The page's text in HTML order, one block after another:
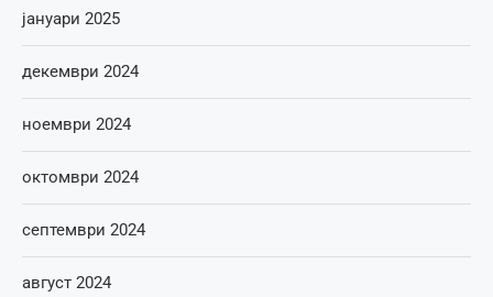
јануари 2025
декември 2024
ноември 2024
октомври 2024
септември 2024
август 2024